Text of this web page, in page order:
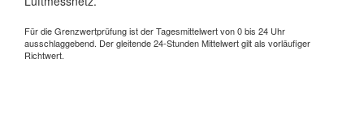
Für die Grenzwertprüfung ist der Tagesmittelwert von 0 bis 24 Uhr
ausschlaggebend. Der gleitende 24-Stunden Mittelwert gilt als vorläufiger
Richtwert.